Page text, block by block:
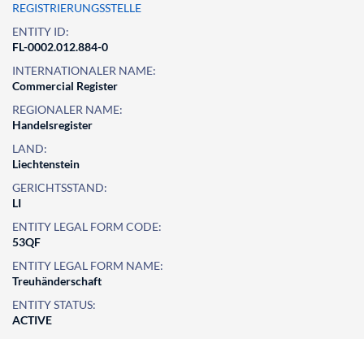
REGISTRIERUNGSSTELLE
ENTITY ID:
FL-0002.012.884-0
INTERNATIONALER NAME:
Commercial Register
REGIONALER NAME:
Handelsregister
LAND:
Liechtenstein
GERICHTSSTAND:
LI
ENTITY LEGAL FORM CODE:
53QF
ENTITY LEGAL FORM NAME:
Treuhänderschaft
ENTITY STATUS:
ACTIVE